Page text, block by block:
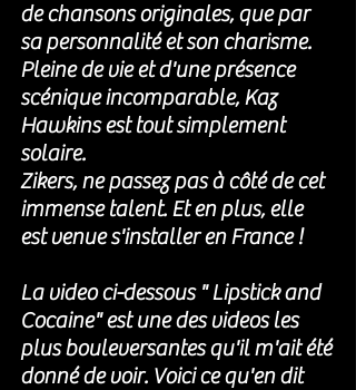
de chansons originales, que par
sa personnalité et son charisme.
Pleine de vie et d'une présence
scénique incomparable, Kaz
Hawkins est tout simplement
solaire.
Zikers, ne passez pas à côté de cet
immense talent. Et en plus, elle
est venue s'installer en France !
La video ci-dessous " Lipstick and
Cocaine" est une des videos les
plus bouleversantes qu'il m'ait été
donné de voir. Voici ce qu'en dit